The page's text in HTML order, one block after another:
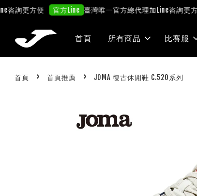
更方便 官方Line 臺灣唯一官方總代理加Line咨詢更方便
首頁 所有商品 比賽服
首頁 › 首頁推薦 › JOMA 復古休閒鞋 C.520系列